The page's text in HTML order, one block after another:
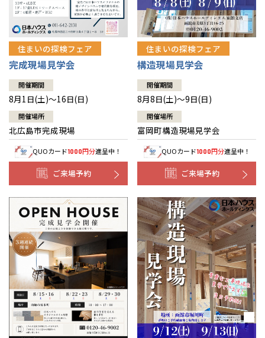
24時間対応コールセンター
デザイン賞各種受賞
セントラルヒーティング
住まいのコラム
住まいのお手入れ集
高い信頼性
安心の管理体制
ギャラリー
会社情報 トップ
ニュースリリース
代表ごあいさつ
企業理念
会社概要
事業部紹介
IR情報
木材調達指針
グループ会社紹介
CMギャラリー
採用情報
お問い合わせ
会員サイト
住まいの探検フェア
完成現場見学会
開催期間
8月1日(土)～16日(日)
開催場所
北広島市完成現場
QUOカード1000円分進呈中！
ご来場予約
住まいの探検フェア
構造現場見学会
開催期間
8月8日(土)～9日(日)
開催場所
富岡町構造現場見学会
QUOカード1000円分進呈中！
ご来場予約